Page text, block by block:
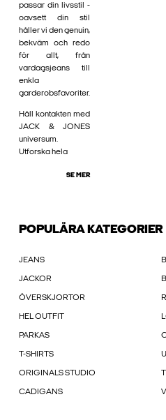
passar din livsstil -
oavsett din stil
håller vi den genuin,
bekväm och redo
för allt, från
vardagsjeans till
enkla
garderobsfavoriter.
Håll kontakten med
JACK & JONES
universum.
Utforska hela
SE MER
POPULÄRA KATEGORIER
JEANS
JACKOR
ÖVERSKJORTOR
HEL OUTFIT
PARKAS
T-SHIRTS
ORIGINALS STUDIO
CADIGANS